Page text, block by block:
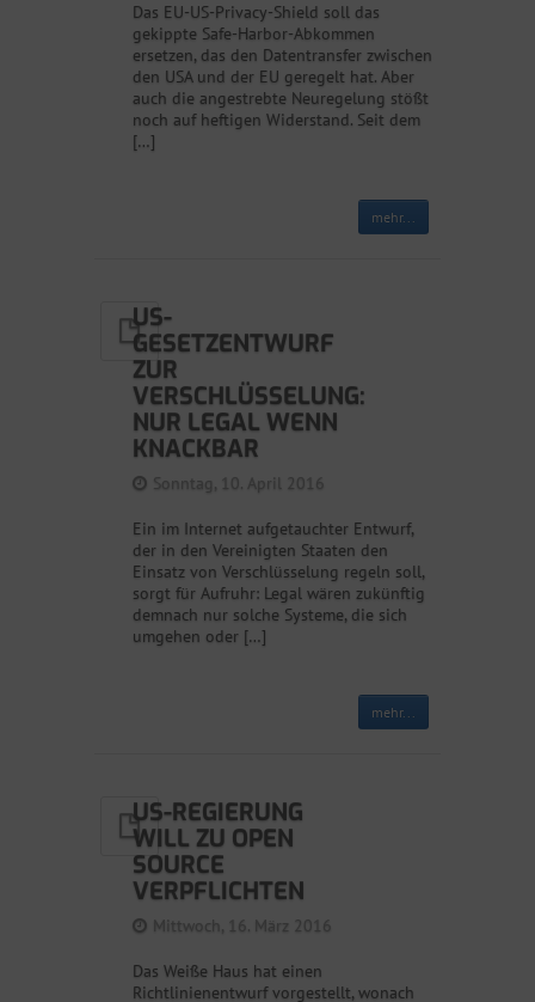
Das EU-US-Privacy-Shield soll das
gekippte Safe-Harbor-Abkommen
ersetzen, das den Datentransfer zwischen
den USA und der EU geregelt hat. Aber
auch die angestrebte Neuregelung stößt
noch auf heftigen Widerstand. Seit dem
[…]
mehr...
US-
GESETZENTWURF
ZUR
VERSCHLÜSSELUNG:
NUR LEGAL WENN
KNACKBAR
Sonntag, 10. April 2016
Ein im Internet aufgetauchter Entwurf,
der in den Vereinigten Staaten den
Einsatz von Verschlüsselung regeln soll,
sorgt für Aufruhr: Legal wären zukünftig
demnach nur solche Systeme, die sich
umgehen oder […]
mehr...
US-REGIERUNG
WILL ZU OPEN
SOURCE
VERPFLICHTEN
Mittwoch, 16. März 2016
Das Weiße Haus hat einen
Richtlinienentwurf vorgestellt, wonach